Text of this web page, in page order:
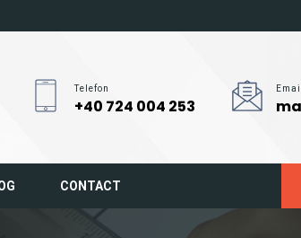
Telefon
+40 724 004 253
Email
CONTACT